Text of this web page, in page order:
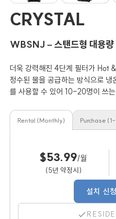
CRYSTAL
WBSNJ – 스탠드형 대용량
더욱 강력해진 4단계 필터가 Hot
정수된 물을 공급하는 방식으로
를 사용할 수 있어 10-20명이 쓰
Rental (Monthly) Purchase
$53.99/월
(5년 약정시)
설치 신